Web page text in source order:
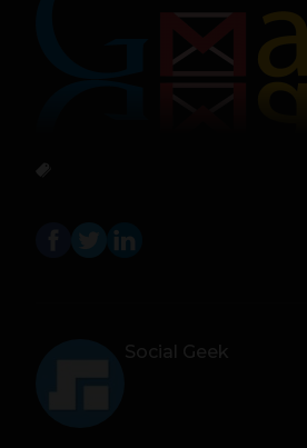
Social Geek